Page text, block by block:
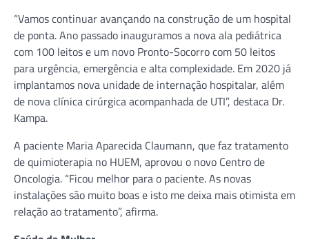
“Vamos continuar avançando na construção de um hospital
de ponta. Ano passado inauguramos a nova ala pediátrica
com 100 leitos e um novo Pronto-Socorro com 50 leitos
para urgência, emergência e alta complexidade. Em 2020 já
implantamos nova unidade de internação hospitalar, além
de nova clínica cirúrgica acompanhada de UTI”, destaca Dr.
Kampa.
A paciente Maria Aparecida Claumann, que faz tratamento
de quimioterapia no HUEM, aprovou o novo Centro de
Oncologia. “Ficou melhor para o paciente. As novas
instalações são muito boas e isto me deixa mais otimista em
relação ao tratamento”, afirma.